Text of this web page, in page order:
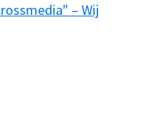
– Wij